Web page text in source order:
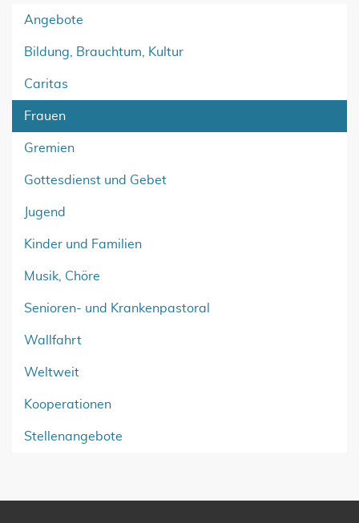
Angebote
Bildung, Brauchtum, Kultur
Caritas
Frauen
Gremien
Gottesdienst und Gebet
Jugend
Kinder und Familien
Musik, Chöre
Senioren- und Krankenpastoral
Wallfahrt
Weltweit
Kooperationen
Stellenangebote